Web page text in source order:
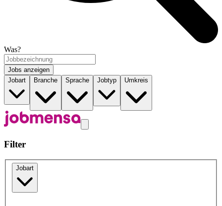
Was?
Jobs anzeigen
Jobart
Branche Sprache Jobtyp Umkreis
Filter
Jobart